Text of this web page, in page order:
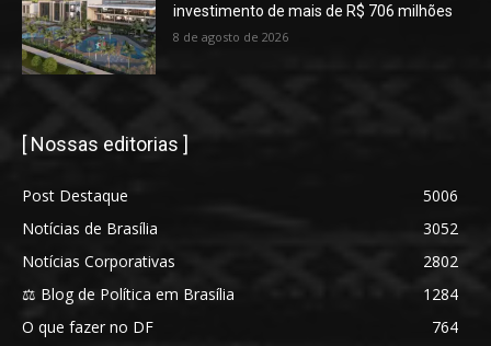
investimento de mais de R$ 706 milhões
8 de agosto de 2026
[ Nossas editorias ]
Post Destaque
5006
Notícias de Brasília
3052
Notícias Corporativas
2802
⚖️ Blog de Política em Brasília
1284
O que fazer no DF
764